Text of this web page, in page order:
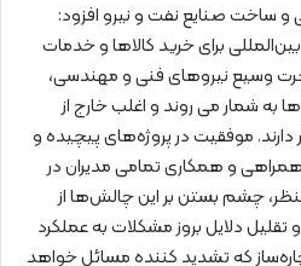
ساخت صنایع نفت و نیرو افزود:
برای خرید کالاها و خدمات
وسیع نیروهای فنی و مهندسی،
به شمار می روند و اغلب خارج از
موفقیت در پروژه‌های پیچیده و
و همکاری تمامی مدیران در
چشم بستن بر این چالش‌ها از
تقلیل دلایل بروز مشکلات به عملکرد
که تشدید کننده مسائل خواهد